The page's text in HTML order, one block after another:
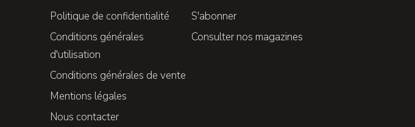
Politique de confidentialité
Conditions générales
d'utilisation
Conditions générales de vente
Mentions légales
Nous contacter
S'abonner
Consulter nos magazines